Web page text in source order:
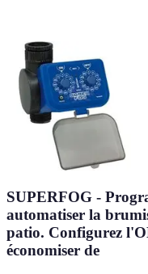
SUPERFOG -
automatiser la
patio. Configurez
économiser de